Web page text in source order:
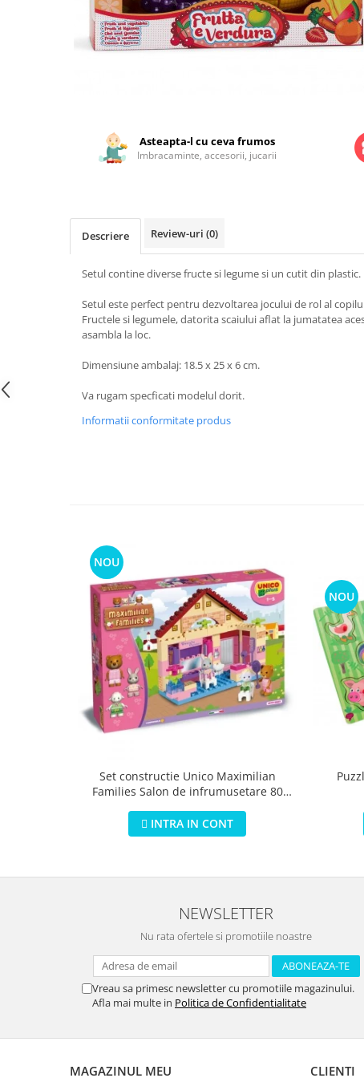
Jucarii si jocuri exterior
Masini, trenuri, avioane
Masinute Radiocomanda
Trenulete Electrice
Biciclete fara pedale
Role, patine cu rotile
Asteapta-l cu ceva frumos
Imbracaminte, accesorii, jucarii
Descriere Review-uri (0)
Setul contine diverse fructe si legume si un cutit din plastic.
Setul este perfect pentru dezvoltarea jocului de rol al
Fructele si legumele, datorita scaiului aflat la jumatatea
asambla la loc.
Dimensiune ambalaj: 18.5 x 25 x 6 cm.
Va rugam specficati modelul dorit.
Informatii conformitate produs
NOU
Set constructie Unico Maximilian
Families Salon de infrumusetare 80
INTRA IN CONT
NOU
NEWSLETTER
Nu rata ofertele si promotiile noastre
Vreau sa primesc newsletter cu promotiile magazinului.
Afla mai multe in Politica de Confidentialitate
MAGAZINUL MEU CLIENTI